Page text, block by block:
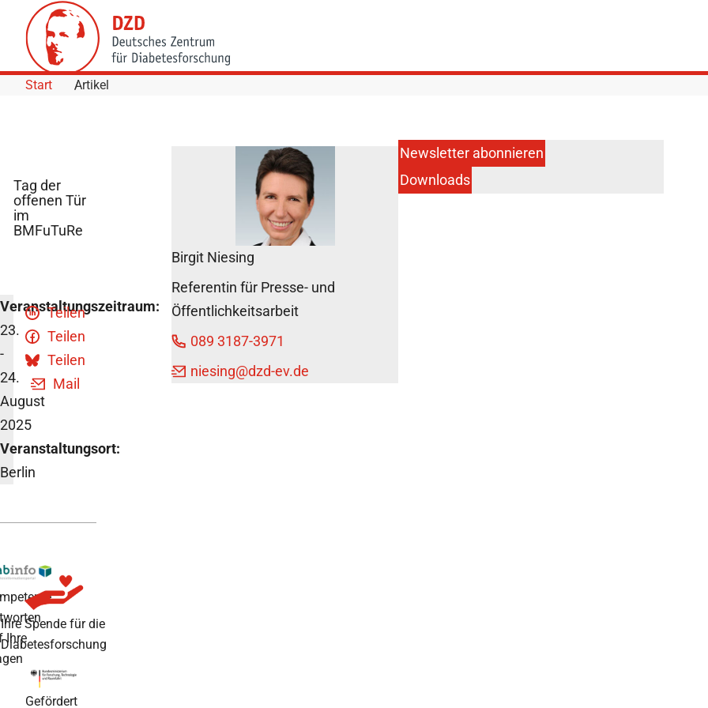
Skip to Content
Start Artikel
Tag der
offenen Tür
im
BMFuTuRe
Veranstaltungszeitraum:
23.
-
24.
August
2025
Veranstaltungsort:
Berlin
Teilen
Teilen
Teilen
Mail
Birgit Niesing
Referentin für Presse- und
Öffentlichkeitsarbeit
089 3187-3971
niesing@dzd-ev.de
Newsletter abonnieren
Downloads
Ihre
Ihre Spende für die
Diabetesforschung
Gefördert